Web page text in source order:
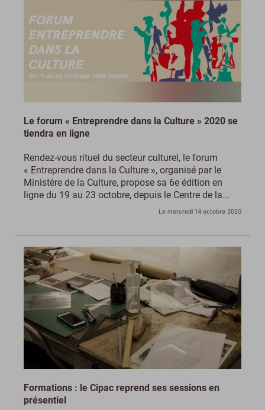
Le forum « Entreprendre dans la Culture » 2020 se
tiendra en ligne
Rendez-vous rituel du secteur culturel, le forum
« Entreprendre dans la Culture », organisé par le
Ministère de la Culture, propose sa 6e édition en
ligne du 19 au 23 octobre, depuis le Centre de la...
Le mercredi 14 octobre 2020
Formations : le Cipac reprend ses sessions en
présentiel